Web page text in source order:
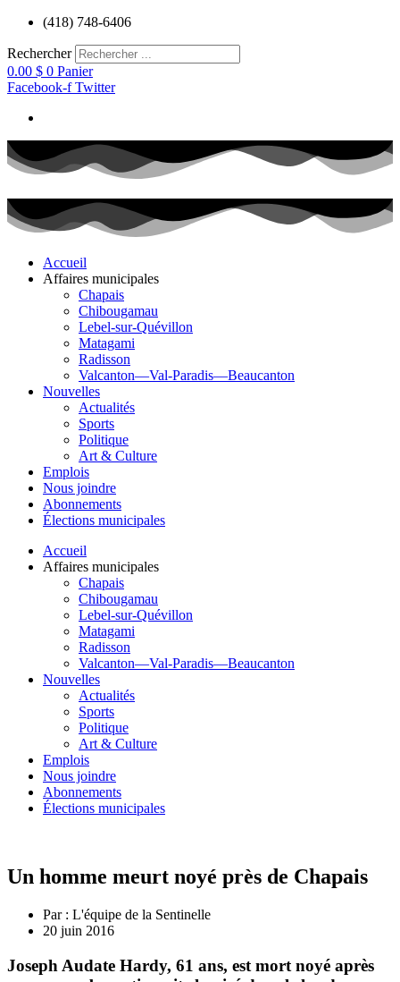
Aller
contenu
(418) 748-6406
Rechercher
0.00 $ 0 Panier
Facebook-f Twitter
Accueil
Affaires municipales
Chapais
Chibougamau
Lebel-sur-Quévillon
Matagami
Radisson
Valcanton—Val-Paradis—Beaucanton
Nouvelles
Actualités
Sports
Politique
Art & Culture
Emplois
Nous joindre
Abonnements
Élections municipales
Accueil
Affaires municipales
Chapais
Chibougamau
Lebel-sur-Quévillon
Matagami
Radisson
Valcanton—Val-Paradis—Beaucanton
Nouvelles
Actualités
Sports
Politique
Art & Culture
Emplois
Nous joindre
Abonnements
Élections municipales
Un homme meurt noyé près de Chapais
Par : L'équipe de la Sentinelle
20 juin 2016
Joseph Audate Hardy, 61 ans, est mort noyé après